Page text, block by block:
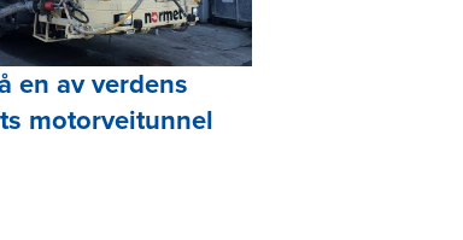
en av verdens
motorveitunnel